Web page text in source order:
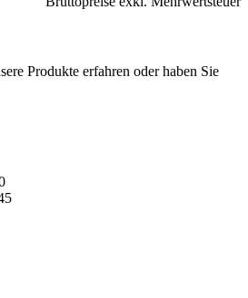
Produkte erfahren oder haben Sie